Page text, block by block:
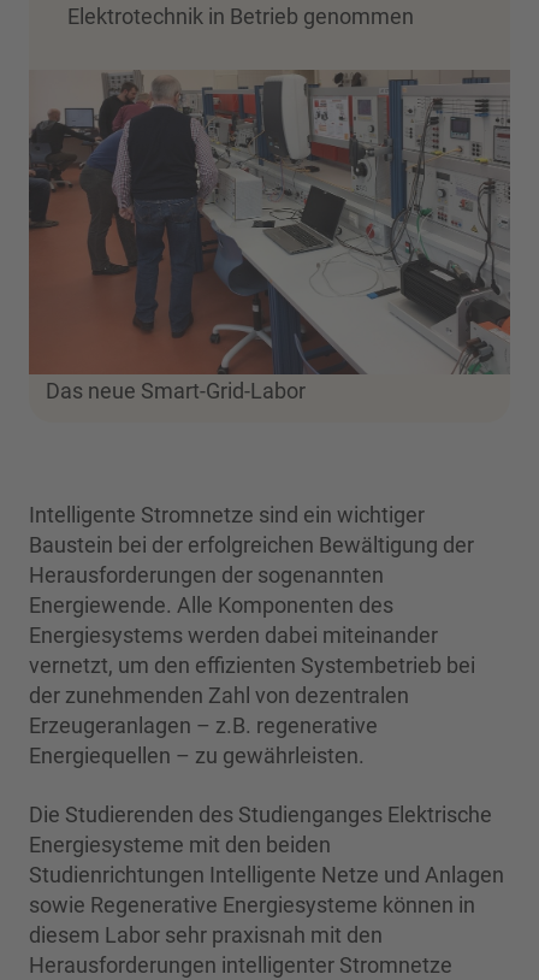
Elektrotechnik in Betrieb genommen
Das neue Smart-Grid-Labor
Intelligente Stromnetze sind ein wichtiger
Baustein bei der erfolgreichen Bewältigung der
Herausforderungen der sogenannten
Energiewende. Alle Komponenten des
Energiesystems werden dabei miteinander
vernetzt, um den effizienten Systembetrieb bei
der zunehmenden Zahl von dezentralen
Erzeugeranlagen – z.B. regenerative
Energiequellen – zu gewährleisten.
Die Studierenden des Studienganges Elektrische
Energiesysteme mit den beiden
Studienrichtungen Intelligente Netze und Anlagen
sowie Regenerative Energiesysteme können in
diesem Labor sehr praxisnah mit den
Herausforderungen intelligenter Stromnetze